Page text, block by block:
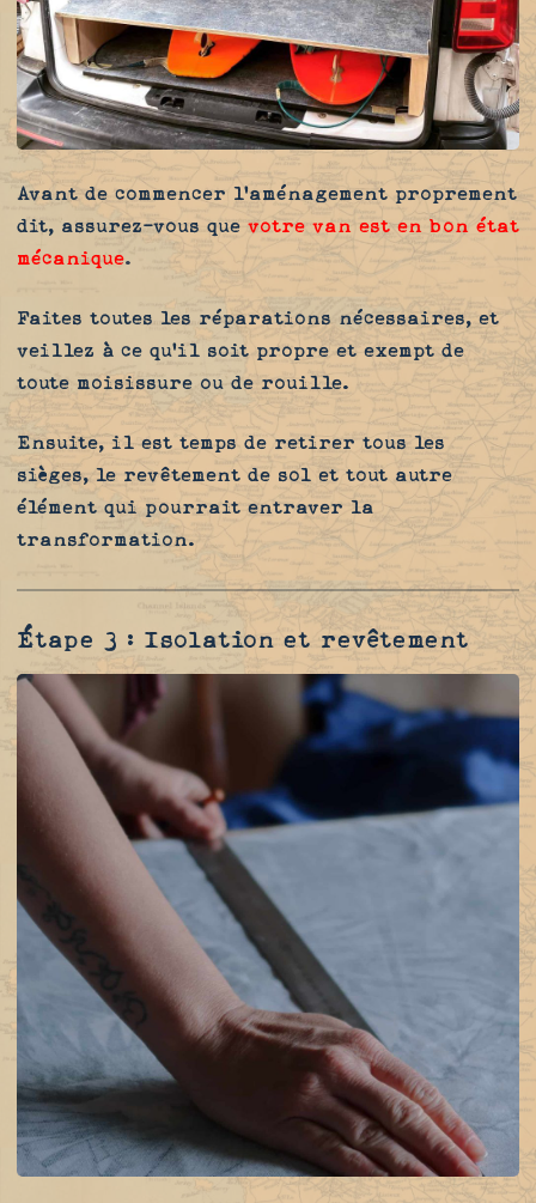
Avant de commencer l'aménagement proprement
dit, assurez-vous que votre van est en bon état
mécanique.
Faites toutes les réparations nécessaires, et
veillez à ce qu'il soit propre et exempt de
toute moisissure ou de rouille.
Ensuite, il est temps de retirer tous les
sièges, le revêtement de sol et tout autre
élément qui pourrait entraver la
transformation.
Étape 3 : Isolation et revêtement